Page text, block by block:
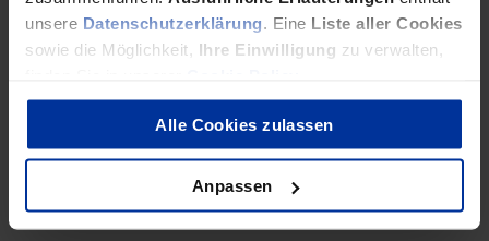
unsere Datenschutzerklärung. Eine Liste aller Cookies
sowie die Möglichkeit, Ihre Einwilligung zu verwalten,
Alle Cookies zulassen
Anpassen
Spektakuläre neue Luxusvilla
Die Villa mit drei Schlafzimmern und einer fantastischen Aussicht
hat eine bebaute Fläche von 289 qm und liegt in der Nähe des
Guadalmina Golfplatzes. Preis: 1.380.000 Euro.